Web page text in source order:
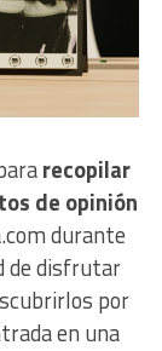
recopilar
de opinión
durante
de disfrutar
por
en una